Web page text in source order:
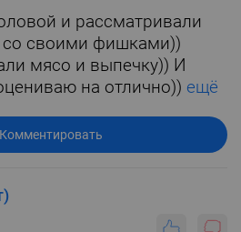
и рассматривали
со своими фишками))
мясо и выпечку)) И
на отлично)) ещё
Комментировать